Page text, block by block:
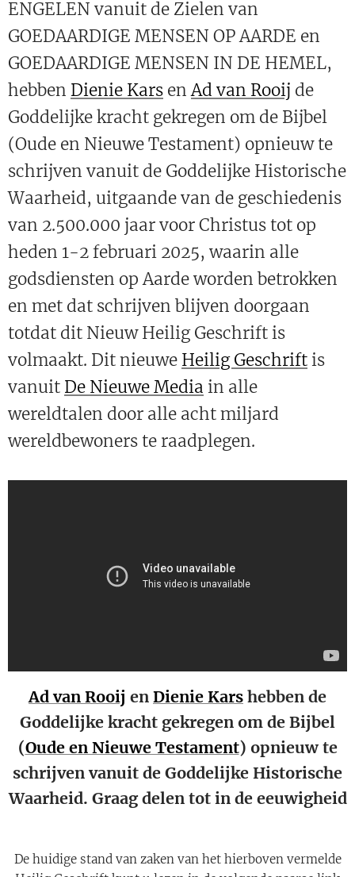
ENGELEN vanuit de Zielen van
GOEDAARDIGE MENSEN OP AARDE en
GOEDAARDIGE MENSEN IN DE HEMEL,
hebben Dienie Kars enAd van Rooij de
Goddelijke kracht gekregen om de Bijbel
(Oude en Nieuwe Testament) opnieuw te
schrijven vanuit de Goddelijke Historische
Waarheid, uitgaande van de geschiedenis
van 2.500.000 jaar voor Christus tot op
heden 1-2 februari 2025, waarin alle
godsdiensten op Aarde worden betrokken
en met dat schrijven blijven doorgaan
totdat dit Nieuw Heilig Geschrift is
volmaakt. Dit nieuwe Heilig Geschriftis
vanuit De Nieuwe Media in alle
wereldtalen door alle acht miljard
wereldbewoners te raadplegen.
Ad van Rooij en Dienie Kars hebben de
Goddelijke kracht gekregen om de Bijbel
(Oude en Nieuwe Testament) opnieuw te
schrijven vanuit de Goddelijke Historische
Waarheid. Graag delen tot in de eeuwigheid
De huidige stand van zaken van het hierboven vermelde